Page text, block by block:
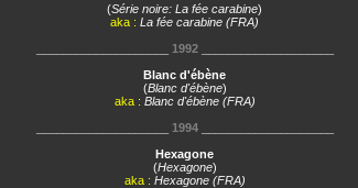
(Série noire: La fée carabine)
aka : La fée carabine (FRA)
1992____________________
Blanc d'ébène
(Blanc d'ébène)
aka : Blanc d'ébène (FRA)
1994____________________
Hexagone
(Hexagone)
aka : Hexagone (FRA)